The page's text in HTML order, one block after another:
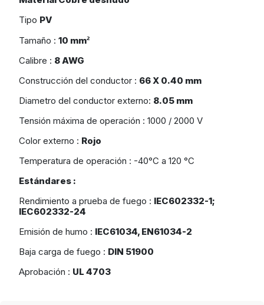
Tipo PV
Tamaño : 10 mm²
Calibre : 8 AWG
Construcción del conductor : 66 X 0.40 mm
Diametro del conductor externo: 8.05 mm
Tensión máxima de operación : 1000 / 2000 V
Color externo : Rojo
Temperatura de operación : -40°C a 120 °C
Estándares :
Rendimiento a prueba de fuego : IEC602332-1;
IEC602332-24
Emisión de humo : IEC61034, EN61034-2
Baja carga de fuego : DIN 51900
Aprobación : UL 4703